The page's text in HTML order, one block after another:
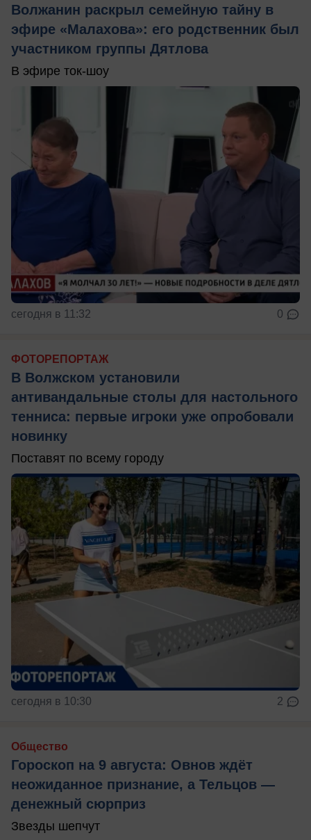
Волжанин раскрыл семейную тайну в
эфире «Малахова»: его родственник был
участником группы Дятлова
В эфире ток-шоу
сегодня в 11:32 0
ФОТОРЕПОРТАЖ
В Волжском установили
антивандальные столы для настольного
тенниса: первые игроки уже опробовали
новинку
Поставят по всему городу
сегодня в 10:30 2
Общество
Гороскоп на 9 августа: Овнов ждёт
неожиданное признание, а Тельцов —
денежный сюрприз
Звезды шепчут